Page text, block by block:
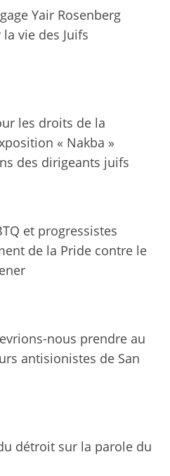
Yair Rosenberg
vie des Juifs
les droits de la
« Nakba »
des dirigeants juifs
et progressistes
de la Pride contre le
nous prendre au
antisionistes de San
détroit sur la parole du